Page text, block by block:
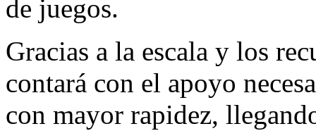
de juegos.
Gracias a la escala y los
contará con el apoyo
con mayor rapidez,